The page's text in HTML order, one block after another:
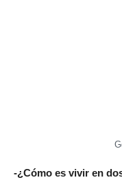
-¿Cómo es vivir en